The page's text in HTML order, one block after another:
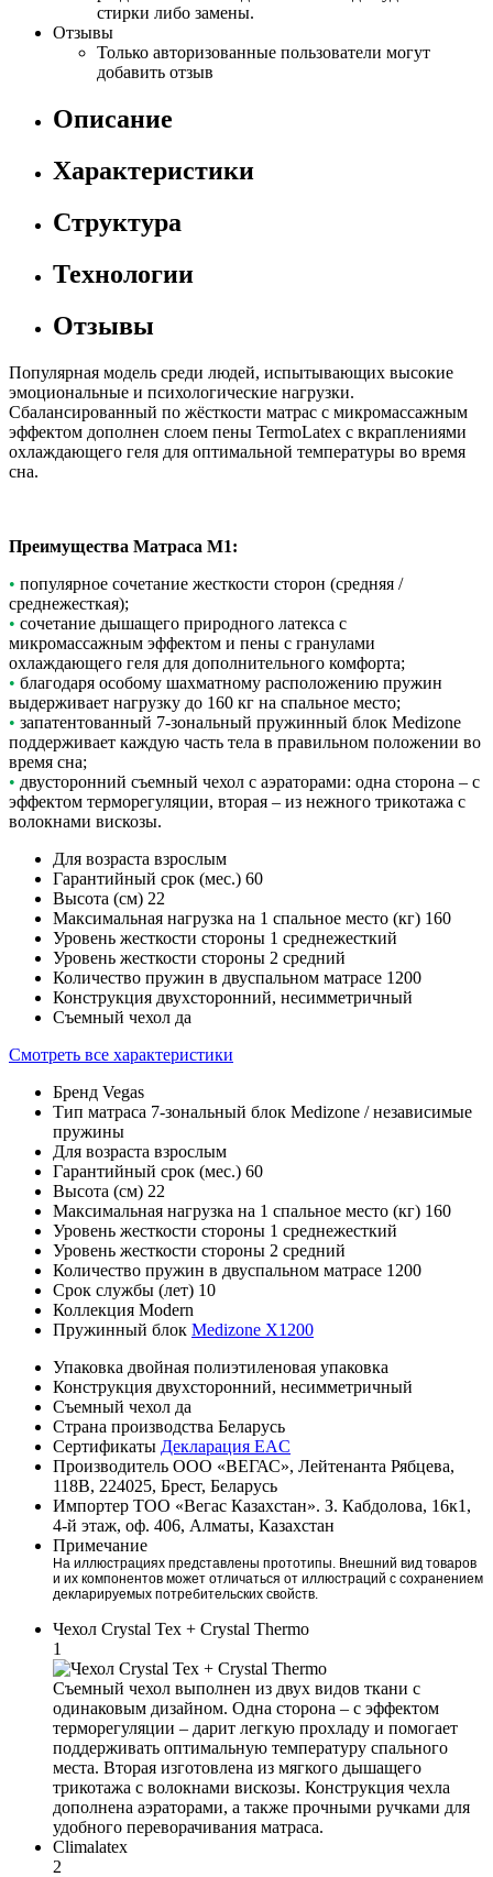
стирки либо замены.
Отзывы
Только авторизованные пользователи могут
добавить отзыв
Описание
Характеристики
Структура
Технологии
Отзывы
Популярная модель среди людей, испытывающих высокие
эмоциональные и психологические нагрузки.
Сбалансированный по жёсткости матрас с микромассажным
эффектом дополнен слоем пены TermoLatex с вкраплениями
охлаждающего геля для оптимальной температуры во время
сна.
Преимущества Матраса М1:
• популярное сочетание жесткости сторон (средняя /
среднежесткая);
• сочетание дышащего природного латекса с
микромассажным эффектом и пены с гранулами
охлаждающего геля для дополнительного комфорта;
• благодаря особому шахматному расположению пружин
выдерживает нагрузку до 160 кг на спальное место;
• запатентованный 7-зональный пружинный блок Medizone
поддерживает каждую часть тела в правильном положении во
время сна;
• двусторонний съемный чехол с аэраторами: одна сторона – с
эффектом терморегуляции, вторая – из нежного трикотажа с
волокнами вискозы.
Для возраста взрослым
Гарантийный срок (мес.) 60
Высота (см) 22
Максимальная нагрузка на 1 спальное место (кг) 160
Уровень жесткости стороны 1 среднежесткий
Уровень жесткости стороны 2 средний
Количество пружин в двуспальном матрасе 1200
Конструкция двухсторонний, несимметричный
Съемный чехол да
Смотреть все характеристики
Бренд Vegas
Тип матраса 7-зональный блок Medizone / независимые
пружины
Для возраста взрослым
Гарантийный срок (мес.) 60
Высота (см) 22
Максимальная нагрузка на 1 спальное место (кг) 160
Уровень жесткости стороны 1 среднежесткий
Уровень жесткости стороны 2 средний
Количество пружин в двуспальном матрасе 1200
Срок службы (лет) 10
Коллекция Modern
Пружинный блок Medizone X1200
Упаковка двойная полиэтиленовая упаковка
Конструкция двухсторонний, несимметричный
Съемный чехол да
Страна производства Беларусь
Сертификаты Декларация EAC
Производитель ООО «ВЕГАС», Лейтенанта Рябцева,
118В, 224025, Брест, Беларусь
Импортер ТОО «Вегас Казахстан». З. Кабдолова, 16к1,
4-й этаж, оф. 406, Алматы, Казахстан
Примечание
На иллюстрациях представлены прототипы. Внешний вид товаров
и их компонентов может отличаться от иллюстраций с сохранением
декларируемых потребительских свойств.
Чехол Crystal Tex + Crystal Thermo
1
Съемный чехол выполнен из двух видов ткани с
одинаковым дизайном. Одна сторона – с эффектом
терморегуляции – дарит легкую прохладу и помогает
поддерживать оптимальную температуру спального
места. Вторая изготовлена из мягкого дышащего
трикотажа с волокнами вискозы. Конструкция чехла
дополнена аэраторами, а также прочными ручками для
удобного переворачивания матраса.
Climalatex
2